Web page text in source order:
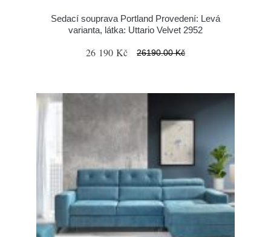
Sedací souprava Portland Provedení: Levá
varianta, látka: Uttario Velvet 2952
26 190 Kč 26190.00 Kč